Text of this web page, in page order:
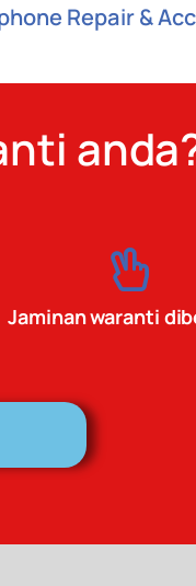
Repair &
Jaminan waranti